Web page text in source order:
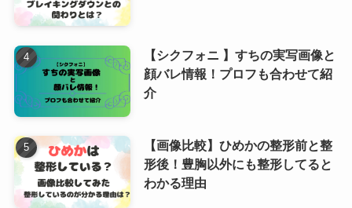
【シクフォニ 】すちの実写画像と
顔バレ情報！プロフも合わせて紹
介
【画像比較】ひめかの整形前と整
形後！豊胸以外にも整形してると
わかる理由